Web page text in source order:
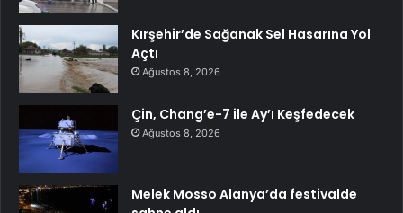
Kırşehir’de Sağanak Sel Hasarına Yol
Açtı
Ağustos 8, 2026
Çin, Chang’e-7 ile Ay’ı Keşfedecek
Ağustos 8, 2026
Melek Mosso Alanya’da festivalde